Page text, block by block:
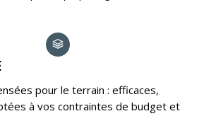
pour le terrain : efficaces,
à vos contraintes de budget et